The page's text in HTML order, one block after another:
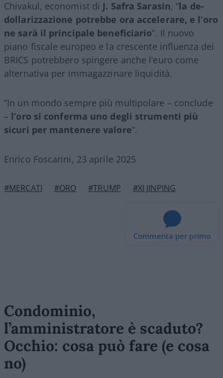
Chivakul, economist di J. Safra Sarasin, “la de-
dollarizzazione potrebbe ora accelerare, e l’oro
ne sarà il principale beneficiario”. Il nuovo
piano fiscale europeo e la crescente influenza dei
BRICS potrebbero spingere anche l’euro come
alternativa per immagazzinare liquidità.
“In un mondo sempre più multipolare – conclude
– l’oro si conferma uno degli strumenti più
sicuri per mantenere valore”.
Enrico Foscarini, 23 aprile 2025
#MERCATI #ORO #TRUMP #XI JINPING
Commenta per primo
Condominio,
l’amministratore è scaduto?
Occhio: cosa può fare (e cosa
no)